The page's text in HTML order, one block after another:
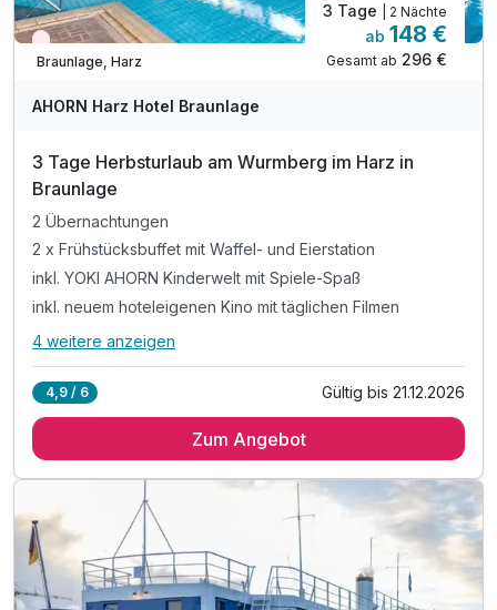
Wieder frei ab September
Braunlage, Harz
3 Tage | 2 Nächte
ab 148 €
Gesamt ab 296 €
AHORN Harz Hotel Braunlage
3 Tage Herbsturlaub am Wurmberg im Harz in
Braunlage
2 Übernachtungen
2 x Frühstücksbuffet mit Waffel- und Eierstation
inkl. YOKI AHORN Kinderwelt mit Spiele-Spaß
inkl. neuem hoteleigenen Kino mit täglichen Filmen
Alle Inklusivleistungen
2 x Frühstücksbuffet mit Waffel- und Eierstation
inkl. neuem hoteleigenen Kino mit täglichen Filmen
inkl. Nutzung des Innen-Pools (20 x 12 m)
inkl. Nutzung des Fitnessraums
inkl. YOKI AHORN Kinderbuffet
4 weitere anzeigen
4,9 / 6 Gültig bis 21.12.2026
Zum Angebot